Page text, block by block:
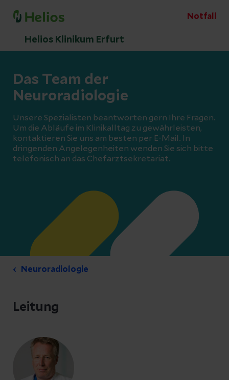
Notfall
Helios Klinikum Erfurt
Das Team der
Neuroradiologie
Unsere Spezialisten beantworten gern Ihre Fragen.
Um die Abläufe im Klinikalltag zu gewährleisten,
kontaktieren Sie uns am besten per E-Mail. In
dringenden Angelegenheiten wenden Sie sich bitte
telefonisch an das Chefarztsekretariat.
Neuroradiologie
Leitung